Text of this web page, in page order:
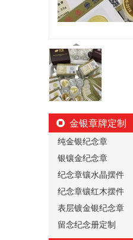
金银章牌定制
纯金银纪念章
银镶金纪念章
纪念章镶水晶摆件
纪念章镶红木摆件
表层镀金银纪念章
留念纪念册定制